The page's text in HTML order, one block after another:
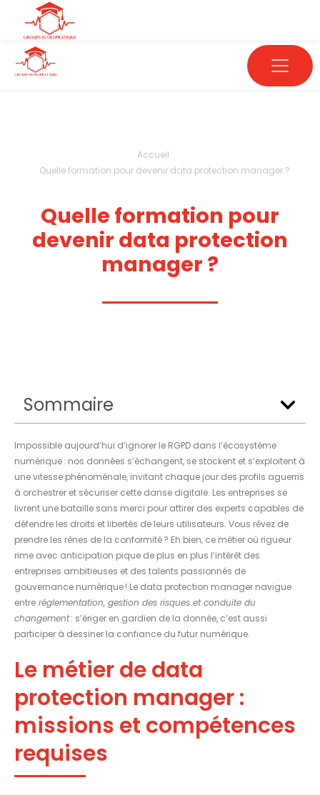
Accueil
Quelle formation pour devenir data protection manager ?
Quelle formation pour
devenir data protection
manager ?
Sommaire
Impossible aujourd’hui d’ignorer le RGPD dans l’écosystème
numérique : nos données s’échangent, se stockent et s’exploitent à
une vitesse phénoménale, invitant chaque jour des profils aguerris
à orchestrer et sécuriser cette danse digitale. Les entreprises se
livrent une bataille sans merci pour attirer des experts capables de
défendre les droits et libertés de leurs utilisateurs. Vous rêvez de
prendre les rênes de la conformité ? Eh bien, ce métier où rigueur
rime avec anticipation pique de plus en plus l’intérêt des
entreprises ambitieuses et des talents passionnés de
gouvernance numérique ! Le data protection manager navigue
entre réglementation, gestion des risques et conduite du
changement: s’ériger en gardien de la donnée, c’est aussi
participer à dessiner la confiance du futur numérique.
Le métier de data
protection manager :
missions et compétences
requises